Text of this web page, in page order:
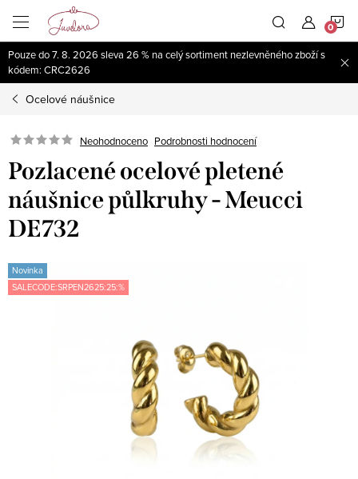
obsah
Pouze do 7. 8. 2026 sleva 26 % na celý sortiment nezlevněného zboží s
kódem: CRC2626
Ocelové náušnice
Neohodnoceno Podrobnosti hodnocení
Pozlacené ocelové pletené
náušnice půlkruhy - Meucci
DE732
Novinka
SALECODE:SRPEN2625:25:%